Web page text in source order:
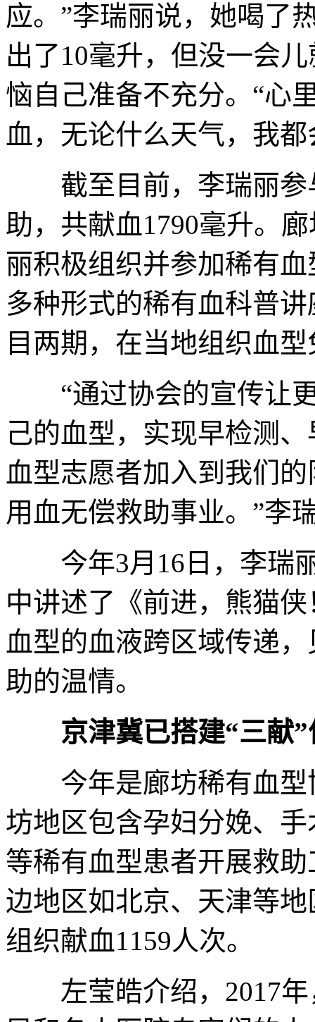
应。”李瑞丽说，她喝了
出了10毫升，但没一会
恼自己准备不充分。“心
血，无论什么天气，我
截至目前，李瑞丽参
助，共献血1790毫升。
丽积极组织并参加稀有
多种形式的稀有血科普
目两期，在当地组织血
“通过协会的宣传让更
己的血型，实现早检测
血型志愿者加入到我们
用血无偿救助事业。”李
今年3月16日，李瑞丽
中讲述了《前进，熊猫
血型的血液跨区域传递
助的温情。
京津冀已搭建“三献
今年是廊坊稀有血型
坊地区包含孕妇分娩、
等稀有血型患者开展救
边地区如北京、天津等
组织献血1159人次。
左莹皓介绍，2017年